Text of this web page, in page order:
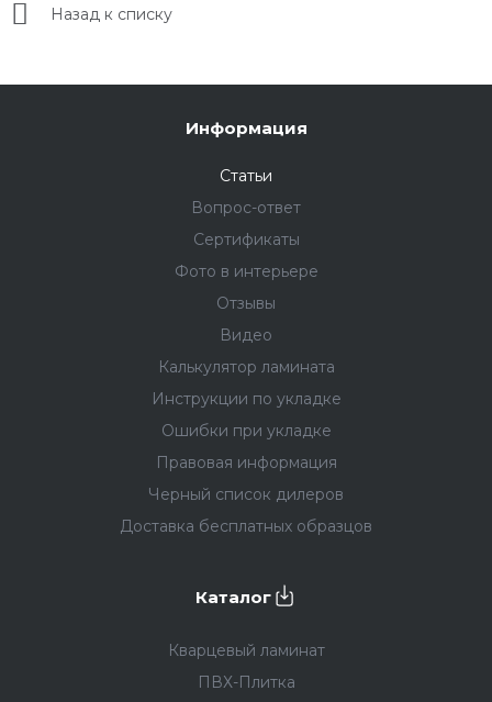
Назад к списку
Информация
Статьи
Вопрос-ответ
Сертификаты
Фото в интерьере
Отзывы
Видео
Калькулятор ламината
Инструкции по укладке
Ошибки при укладке
Правовая информация
Черный список дилеров
Доставка бесплатных образцов
Каталог
Кварцевый ламинат
ПВХ-Плитка